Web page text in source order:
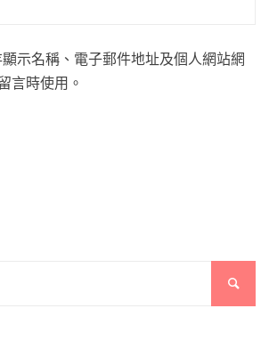
示名稱、電子郵件地址及個人網站網
言時使用。